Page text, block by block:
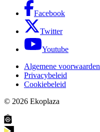
Facebook
Twitter
Youtube
Algemene voorwaarden
Privacybeleid
Cookiebeleid
© 2026 Ekoplaza